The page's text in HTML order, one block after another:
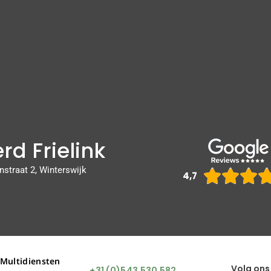
Frielink
2, Winterswijk 4,7 
Volg